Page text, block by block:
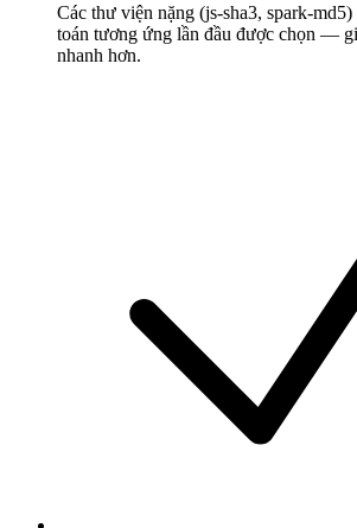
Các thư viện nặng (js-sha3, spark-
toán tương ứng lần đầu được chọn —
nhanh hơn.